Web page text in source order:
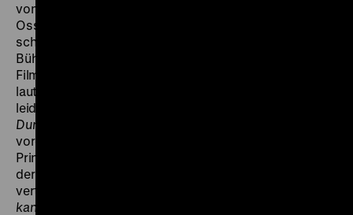
von einem ganz anderen Kaliber als die jugendliche
Ossi Oswalda war Anna Müller-Lincke (1869-1935), die
schon eine erfolgreiche Karriere als Soubrette und
Bühnenschauspielerin hinter sich hatte, bevor sie zum
Film kam: Oft spielt sie den Typ der etwas drallen und
lauten, leicht erregbaren, dabei aber enorm
leidenschaftlichen Dame mittleren Alters: So in
Durchlaucht amüsiert sich
vorgeschickt wird, um den zukünftigen Gatten einer
Prinzessin zu begutachten (ohne zu wissen, dass auch
der prospektive Gatte sich von seinem Diener
vertreten lässt), wie auch in
kandidiert